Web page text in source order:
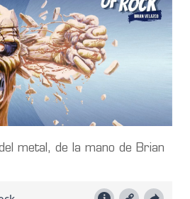
metal, de la mano de Brian